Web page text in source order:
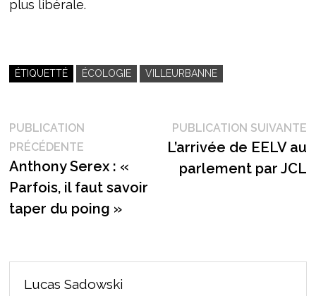
plus libérale.
ÉTIQUETTÉ ÉCOLOGIE VILLEURBANNE
Navigation
de
l’article
PUBLICATION
PRÉCÉDENTEPublication
précédente :
Anthony Serex : «
Parfois, il faut savoir
taper du poing »
PUBLICATION SUIVANTE
L’arrivée de EELV au
parlement par JCL
Lucas Sadowski